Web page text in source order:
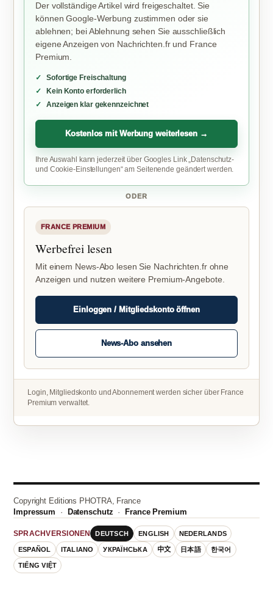
Der vollständige Artikel wird freigeschaltet. Sie
können Google-Werbung zustimmen oder sie
ablehnen; bei Ablehnung sehen Sie ausschließlich
eigene Anzeigen von Nachrichten.fr und France
Premium.
Sofortige Freischaltung
Kein Konto erforderlich
Anzeigen klar gekennzeichnet
Kostenlos mit Werbung weiterlesen →
Ihre Auswahl kann jederzeit über Googles Link „Datenschutz-
und Cookie-Einstellungen“ am Seitenende geändert werden.
ODER
FRANCE PREMIUM
Werbefrei lesen
Mit einem News-Abo lesen Sie Nachrichten.fr ohne
Anzeigen und nutzen weitere Premium-Angebote.
Einloggen / Mitgliedskonto öffnen
News-Abo ansehen
Login, Mitgliedskonto und Abonnement werden sicher über France
Premium verwaltet.
Copyright Editions PHOTRA, France
Impressum · Datenschutz · France Premium
SPRACHVERSIONEN DEUTSCH ENGLISH NEDERLANDS
ESPAÑOL ITALIANO УКРАЇНСЬКА 中文 日本語 한국어
TIẾNG VIỆT